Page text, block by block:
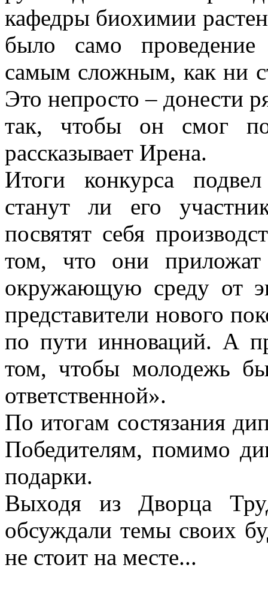
кафедры биохимии
было само проведение
самым сложным, как ни
Это непросто – донести
так, чтобы он смог
рассказывает Ирена.
Итоги конкурса
станут ли его
посвятят себя
том, что они приложат
окружающую среду от
представители нового
по пути инноваций. А
том, чтобы молодежь
ответственной».
По итогам состязания
Победителям, помимо
подарки.
Выходя из Дворца
обсуждали темы своих
не стоит на месте...